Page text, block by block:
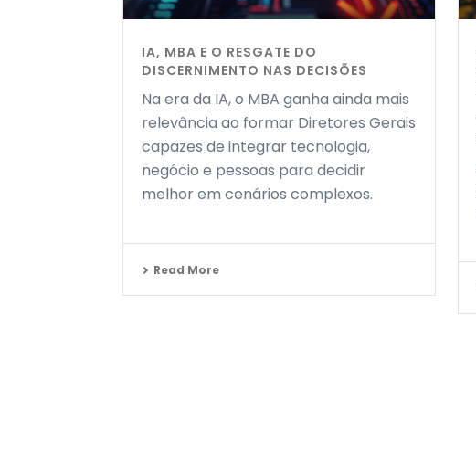
IA, MBA E O RESGATE DO
DISCERNIMENTO NAS DECISÕES
Na era da IA, o MBA ganha ainda mais
relevância ao formar Diretores Gerais
capazes de integrar tecnologia,
negócio e pessoas para decidir
melhor em cenários complexos.
Read More